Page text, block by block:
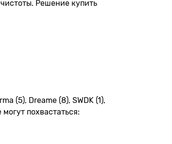
Решение купить
(5), Dreame (8), SWDK (1),
похвастаться: